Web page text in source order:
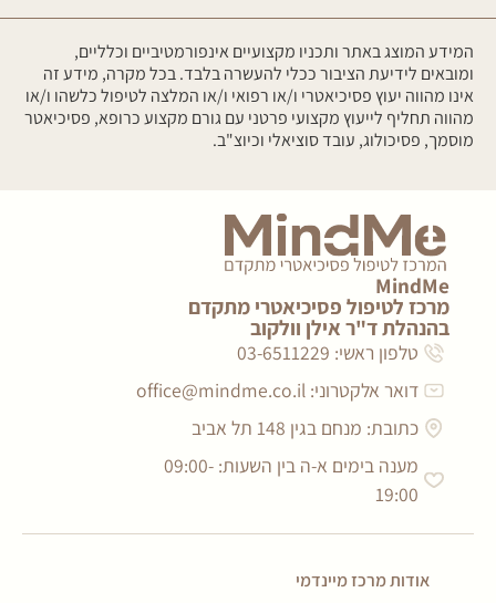
המידע המוצג באתר ותכניו מקצועיים אינפורמטיביים וכלליים,
ומובאים לידיעת הציבור ככלי להעשרה בלבד. בכל מקרה, מידע זה
אינו מהווה יעוץ פסיכיאטרי ו/או רפואי ו/או המלצה לטיפול כלשהו ו/או
מהווה תחליף לייעוץ מקצועי פרטני עם גורם מקצוע כרופא, פסיכיאטר
מוסמך, פסיכולוג, עובד סוציאלי וכיוצ"ב.
MindMe
מרכז לטיפול פסיכיאטרי מתקדם
בהנהלת ד"ר אילן וולקוב
טלפון ראשי: 03-6511229
דואר אלקטרוני: office@mindme.co.il
כתובת: מנחם בגין 148 תל אביב
מענה בימים א-ה בין השעות: 09:00-
19:00
אודות מרכז מיינדמי